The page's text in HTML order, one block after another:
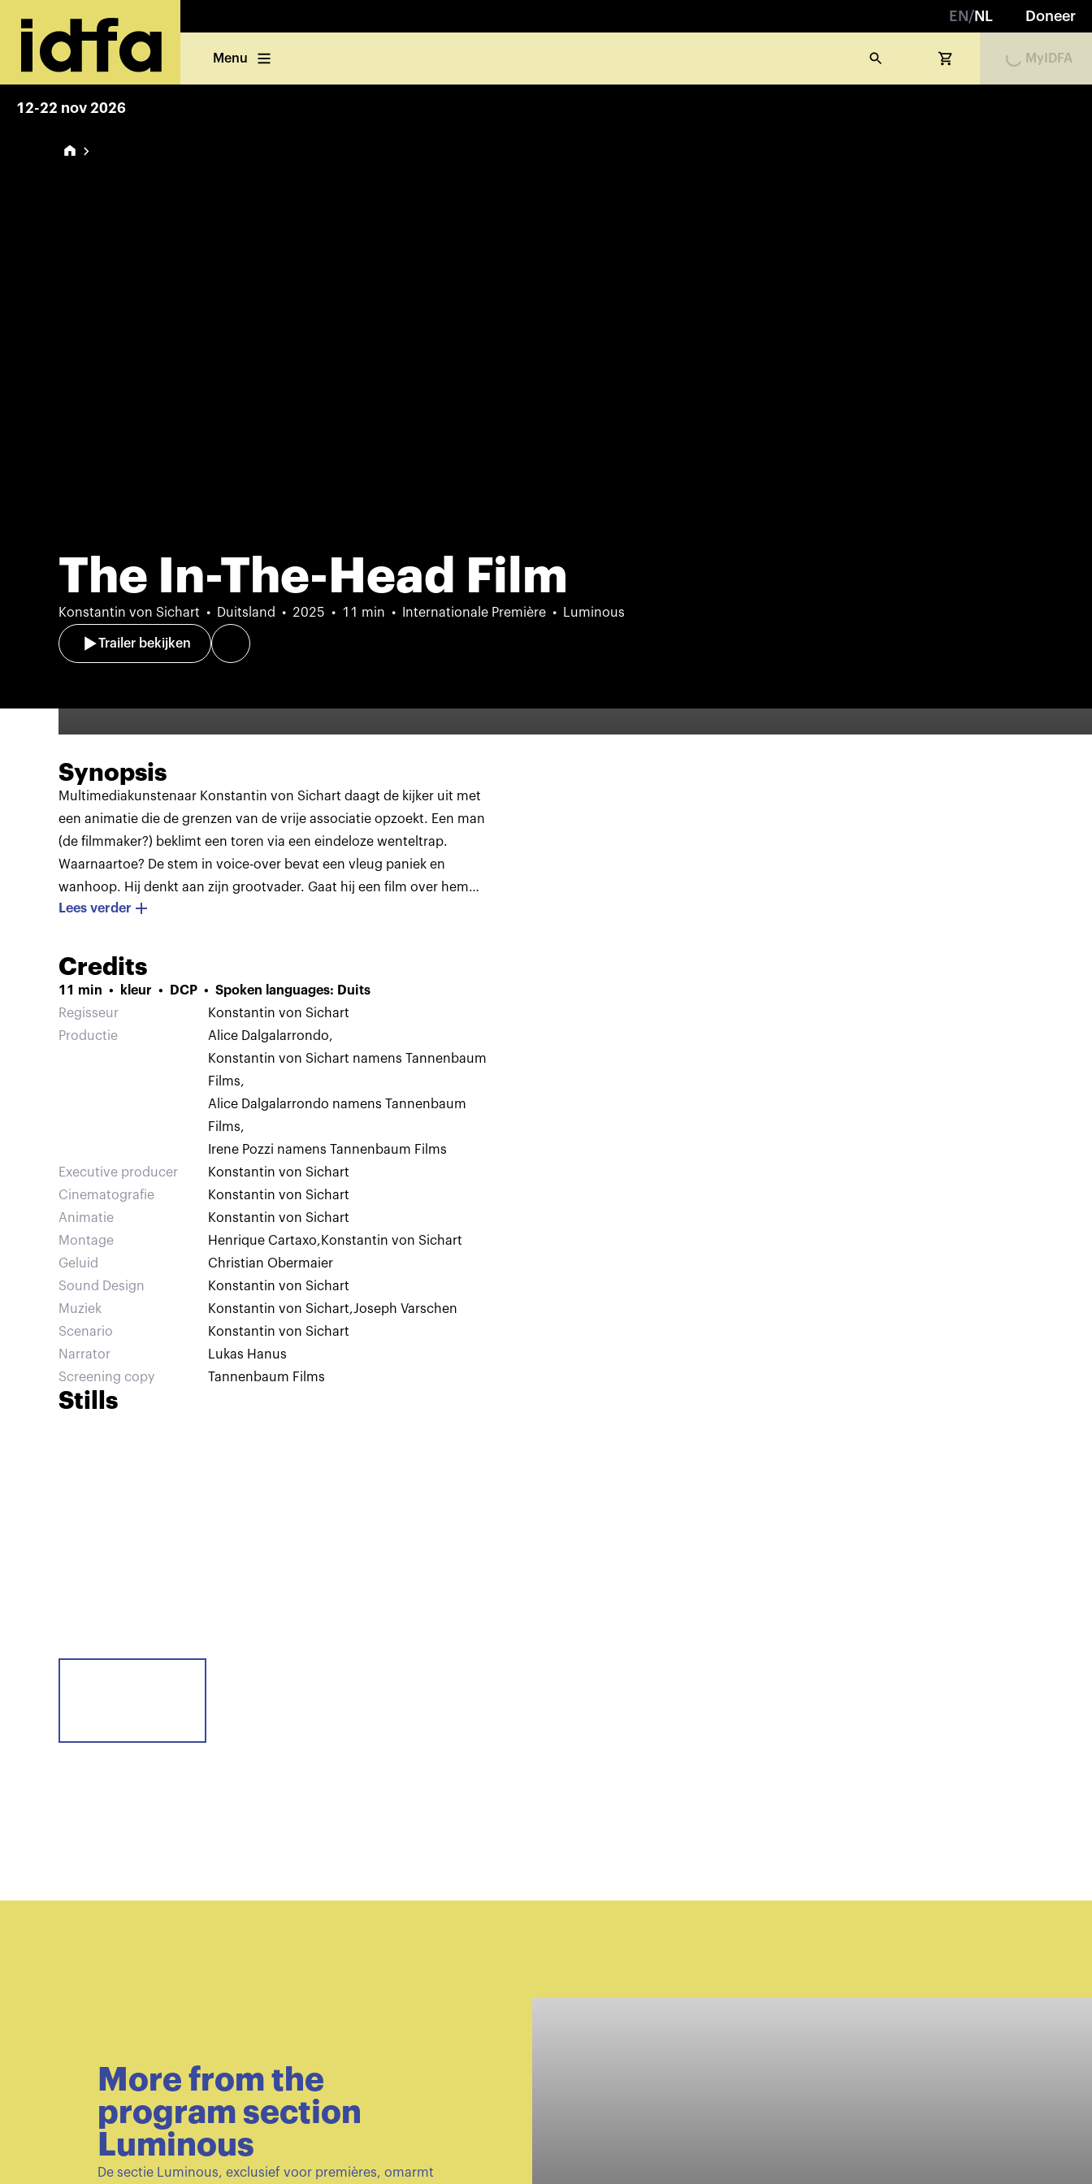
12-22 nov 2026
EN /NL Doneer
Menu Loading...
MyIDFA
The In-The-Head Film
Konstantin von Sichart Duitsland 2025 11 min Internationale Première Luminous
Trailer bekijken
Synopsis
Multimediakunstenaar Konstantin von Sichart daagt de kijker uit met
een animatie die de grenzen van de vrije associatie opzoekt. Een man
(de filmmaker?) beklimt een toren via een eindeloze wenteltrap.
Waarnaartoe? De stem in voice-over bevat een vleug paniek en
wanhoop. Hij denkt aan zijn grootvader. Gaat hij een film over hem
maken?Nog voor deze gedachte vorm heeft kunnen krijgen, wordt hij
verdringen elkaar. “Een neurale rotonde, zoals ze hier in de faciliteit
zeggen.” Er zijn monsters, teddyberen, een magisch eiland. “Mijn
gedachten voelen als een slechte AI-animatie.” Kan deze dollemansrit
tot een uitkomst leiden?
voortgestuwde, van een gespannen
gegenereerde animatie. Deze film is niet alleen een onderdompeling in
machine als spiegel, als versterker en soms als troost.
Lees verder
Credits
11 min kleur DCP
Spoken languages: Duits
Regisseur
Konstantin von Sichart
Productie
Alice Dalgalarrondo,
Konstantin von Sichart namens Tannenbaum
Films,
Alice Dalgalarrondo namens Tannenbaum
Films,
Irene Pozzi namens Tannenbaum Films
Executive producer
Konstantin von Sichart
Cinematografie
Konstantin von Sichart
Animatie
Konstantin von Sichart
Montage
Henrique Cartaxo, Konstantin von Sichart
Geluid
Christian Obermaier
Sound Design
Konstantin von Sichart
Muziek
Konstantin von Sichart,Joseph Varschen
Scenario
Konstantin von Sichart
Narrator
Lukas Hanus
Screening copy
Tannenbaum Films
Stills
More from the
program section
Luminous
De sectie Luminous, exclusief voor premières, omarmt